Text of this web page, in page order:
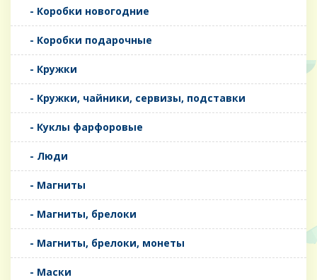
- Коробки новогодние
- Коробки подарочные
- Кружки
- Кружки, чайники, сервизы, подставки
- Куклы фарфоровые
- Люди
- Магниты
- Магниты, брелоки
- Магниты, брелоки, монеты
- Маски